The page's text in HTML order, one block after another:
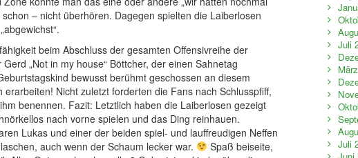
– nicht überhören. Dagegen spielten die Laiberlosen
beim Abschluss der gesamten Offensivreihe der
„Not in my house“ Böttcher, der einen Sahnetag
bewusst berühmt geschossen an diesem
Nicht zuletzt forderten die Fans nach Schlusspfiff,
benennen. Fazit: Letztlich haben die Laiberlosen gezeigt
nach vorne spielen und das Ding reinhauen.
Lukas und einer der beiden spiel- und lauffreudigen Neffen
auch wenn der Schaum lecker war.
Spaß beiseite,
Juli
Juli